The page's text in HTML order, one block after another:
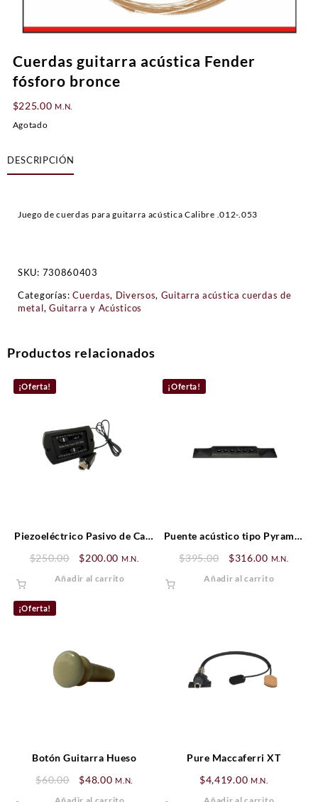
Cuerdas guitarra acústica Fender
fósforo bronce
$225.00 M.N.
Agotado
DESCRIPCIÓN
Juego de cuerdas para guitarra acústica Calibre .012-.053
SKU: 730860403
Categorías:Cuerdas, Diversos, Guitarra acústica cuerdas de
metal, Guitarra y Acústicos
Productos relacionados
¡Oferta!
Piezoeléctrico Pasivo de Caja
$250.00
Original
$200.00 Current
M.N.
Añadir al carrito
¡Oferta!
Puente acústico tipo Pyramid
$395.00
Original
$316.00Current
M.N.
Añadir al carrito
¡Oferta!
Botón Guitarra Hueso
$60.00
Original
$48.00Current
M.N.
Pure Maccaferri XT
$4,419.00 M.N.